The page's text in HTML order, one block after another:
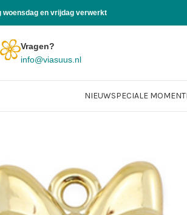
woensdag en vrijdag verwerkt
Vragen?
info@viasuus.nl
NIEUWSPECIALE